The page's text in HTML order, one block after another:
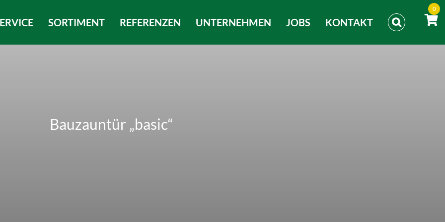
SORTIMENT REFERENZEN UNTERNEHMEN JOBS KONTAKT
Bauzauntür „basic“
0